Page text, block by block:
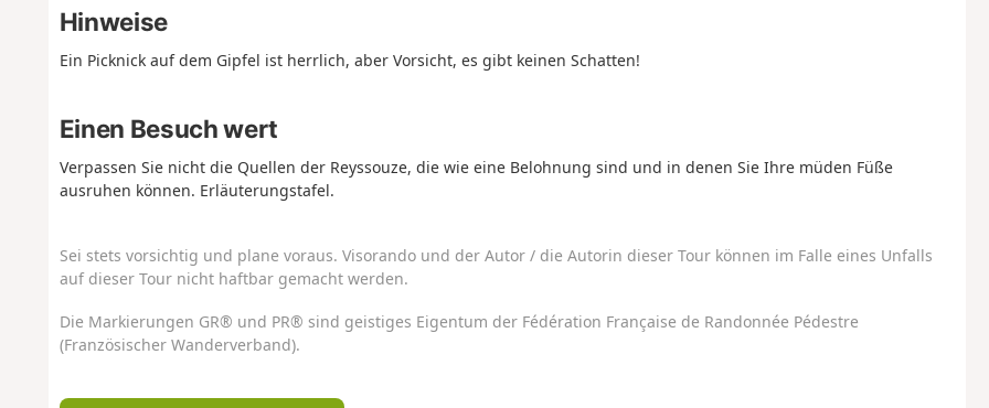
Hinweise
Ein Picknick auf dem Gipfel ist herrlich, aber Vorsicht, es gibt keinen Schatten!
Einen Besuch wert
Verpassen Sie nicht die Quellen der Reyssouze, die wie eine Belohnung sind und in denen Sie Ihre müden Füße
ausruhen können. Erläuterungstafel.
Sei stets vorsichtig und plane voraus. Visorando und der Autor / die Autorin dieser Tour können im Falle eines Unfalls
auf dieser Tour nicht haftbar gemacht werden.
Die Markierungen GR® und PR® sind geistiges Eigentum der Fédération Française de Randonnée Pédestre
(Französischer Wanderverband).